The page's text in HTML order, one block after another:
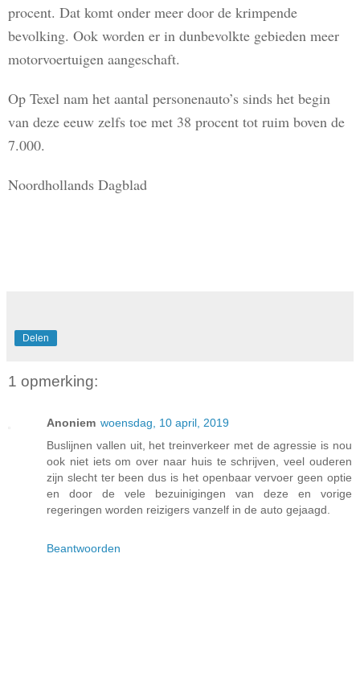
procent. Dat komt onder meer door de krimpende
bevolking. Ook worden er in dunbevolkte gebieden meer
motorvoertuigen aangeschaft.
Op Texel nam het aantal personenauto’s sinds het begin
van deze eeuw zelfs toe met 38 procent tot ruim boven de
7.000.
Noordhollands Dagblad
Delen
1 opmerking:
Anoniem woensdag, 10 april, 2019
Buslijnen vallen uit, het treinverkeer met de agressie is nou
ook niet iets om over naar huis te schrijven, veel ouderen
zijn slecht ter been dus is het openbaar vervoer geen optie
en door de vele bezuinigingen van deze en vorige
regeringen worden reizigers vanzelf in de auto gejaagd.
Beantwoorden